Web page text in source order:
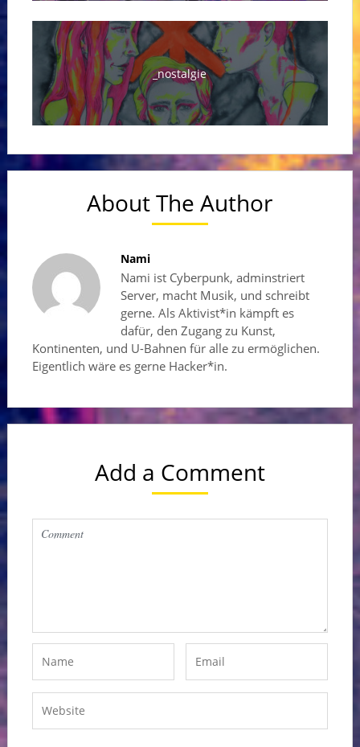
_nostalgie
About The Author
Nami
Nami ist Cyberpunk, adminstriert
Server, macht Musik, und schreibt
gerne. Als Aktivist*in kämpft es
dafür, den Zugang zu Kunst,
Kontinenten, und U-Bahnen für alle zu ermöglichen.
Eigentlich wäre es gerne Hacker*in.
Add a Comment